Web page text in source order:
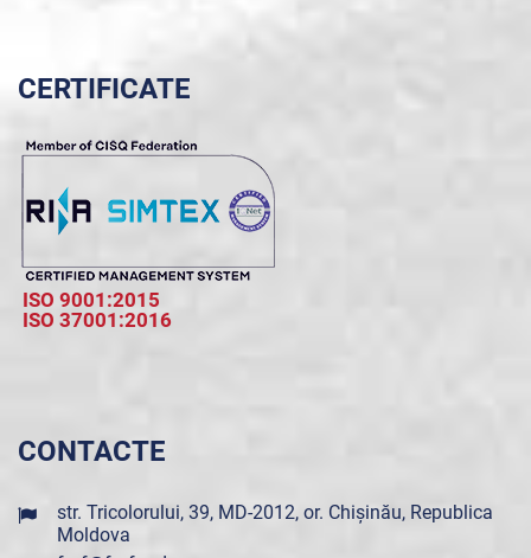
CERTIFICATE
ISO 9001:2015
ISO 37001:2016
CONTACTE
str. Tricolorului, 39, MD-2012, or. Chișinău, Republica
Moldova